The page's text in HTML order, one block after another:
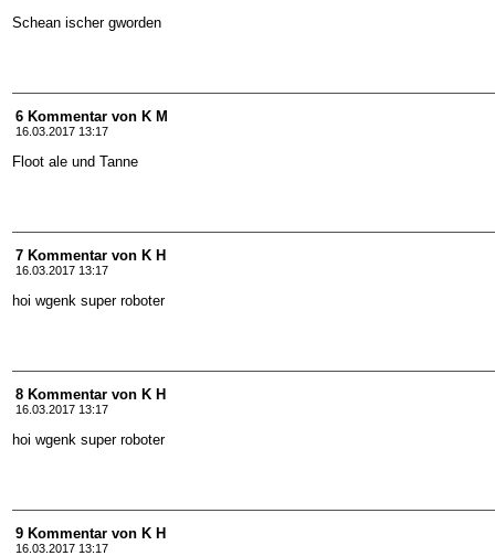
Schean ischer gworden
6 Kommentar von K M
16.03.2017 13:17
Floot ale und Tanne
7 Kommentar von K H
16.03.2017 13:17
hoi wgenk super roboter
8 Kommentar von K H
16.03.2017 13:17
hoi wgenk super roboter
9 Kommentar von K H
16.03.2017 13:17